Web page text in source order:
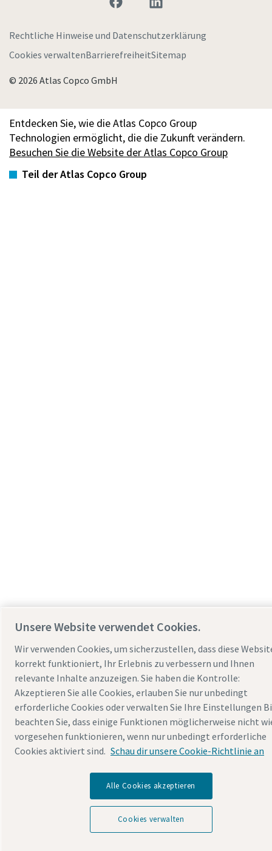
Rechtliche Hinweise und Datenschutzerklärung
Cookies verwaltenBarrierefreiheitSitemap
© 2026 Atlas Copco GmbH
Entdecken Sie, wie die Atlas Copco Group
Technologien ermöglicht, die die Zukunft verändern.
Besuchen Sie die Website der Atlas Copco Group
Teil der Atlas Copco Group
Unsere Website verwendet Cookies.
Wir verwenden Cookies, um sicherzustellen, dass diese
korrekt funktioniert, Ihr Erlebnis zu verbessern und Ihnen
relevante Inhalte anzuzeigen. Sie haben die Kontrolle:
Akzeptieren Sie alle Cookies, erlauben Sie nur unbedingt
erforderliche Cookies oder verwalten Sie Ihre Einstellungen
beachten Sie, dass einige Funktionen möglicherweise nicht
vorgesehen funktionieren, wenn nur unbedingt erforderliche
Cookies aktiviert sind. Schau dir unsere Cookie-Richtlinie an
Alle Cookies akzeptieren
Cookies verwalten